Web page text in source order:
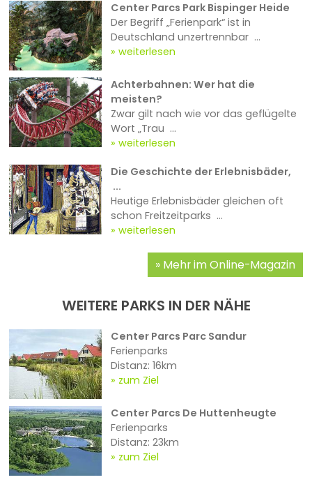
Center Parcs Park Bispinger Heide
Der Begriff „Ferienpark“ ist in
Deutschland unzertrennbar ...
weiterlesen
Achterbahnen: Wer hat die
meisten?
Zwar gilt nach wie vor das geflügelte
Wort „Trau ...
weiterlesen
Die Geschichte der Erlebnisbäder,
...
Heutige Erlebnisbäder gleichen oft
schon Freitzeitparks ...
weiterlesen
Mehr im Online-Magazin
WEITERE PARKS IN DER NÄHE
Center Parcs Parc Sandur
Ferienparks
Distanz: 16km
zum Ziel
Center Parcs De Huttenheugte
Ferienparks
Distanz: 23km
zum Ziel